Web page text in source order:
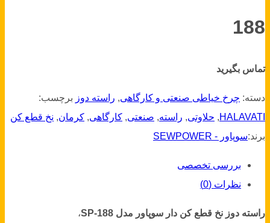
188
تماس بگیرید
دسته: چرخ خیاطی صنعتی و کارگاهی, راسته دوز برچسب:
HALAVATI
, حلاوتی, راسته, صنعتی, کارگاهی, کرمان, نخ قطع کن
برند:سوپاور - SEWPOWER
بررسی تخصصی
نظرات (0)
راسته دوز نخ قطع کن دار سوپاور مدل SP-188 ،